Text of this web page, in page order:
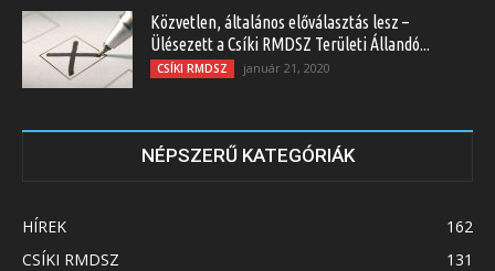
Közvetlen, általános előválasztás lesz –
Ülésezett a Csíki RMDSZ Területi Állandó...
CSÍKI RMDSZ január 21, 2020
NÉPSZERŰ KATEGÓRIÁK
HÍREK
162
CSÍKI RMDSZ
131